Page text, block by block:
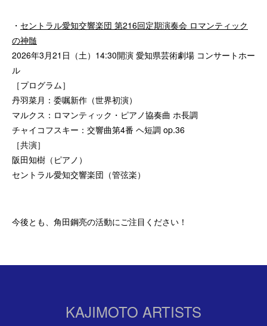
・ セントラル愛知交響楽団 第216回定期演奏会 ロマンティック
の神髄
2026年3月21日（土）14:30開演 愛知県芸術劇場 コンサートホー
ル
［プログラム］
丹羽菜月：委嘱新作（世界初演）
マルクス：ロマンティック・ピアノ協奏曲 ホ長調
チャイコフスキー：交響曲第4番 ヘ短調 op.36
［共演］
阪田知樹（ピアノ）
セントラル愛知交響楽団（管弦楽）
今後とも、角田鋼亮の活動にご注目ください！
KAJIMOTO ARTISTS